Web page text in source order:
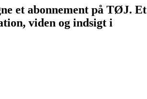
et abonnement på TØJ. Et
viden og indsigt i